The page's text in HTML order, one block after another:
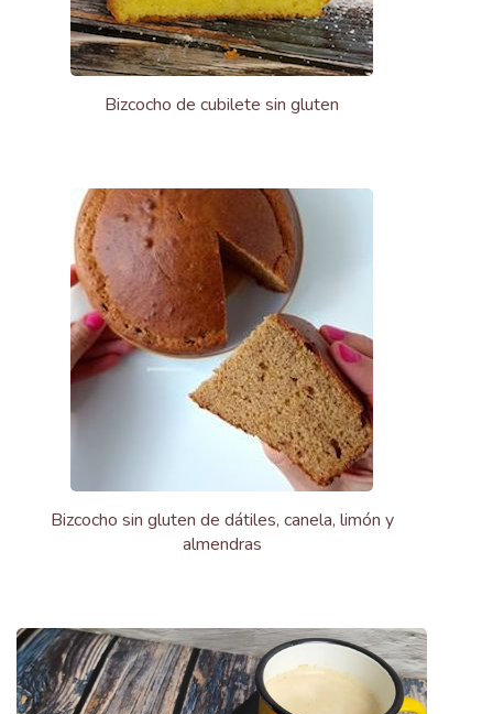
Bizcocho de cubilete sin gluten
Bizcocho sin gluten de dátiles, canela, limón y
almendras